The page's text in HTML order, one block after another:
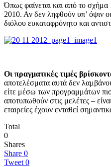
Όπως φαίνεται και από το σχήμα
2010. Αν δεν ληφθούν υπ’ όψιν
διόλου ευκαταφρόνητο και
Οι πραγματικές τιμές
αποτελέσματα αυτά δεν
είτε μέσω των προγραμμάτων
αποτυπωθούν στις μελέτες –
εταιρείες έχουν ενταθεί
Total
0
Shares
Share 0
Tweet 0